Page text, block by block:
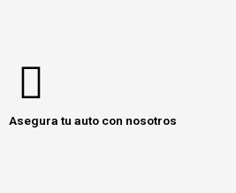
Asegura tu auto con nosotros